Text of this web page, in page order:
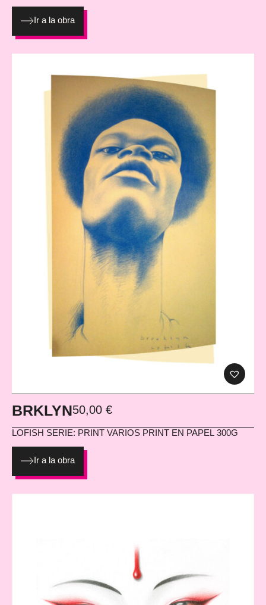
Ir a la obra
BRKLYN50,00 €
LOFISH SERIE: PRINT VARIOS PRINT EN PAPEL 300G
Ir a la obra